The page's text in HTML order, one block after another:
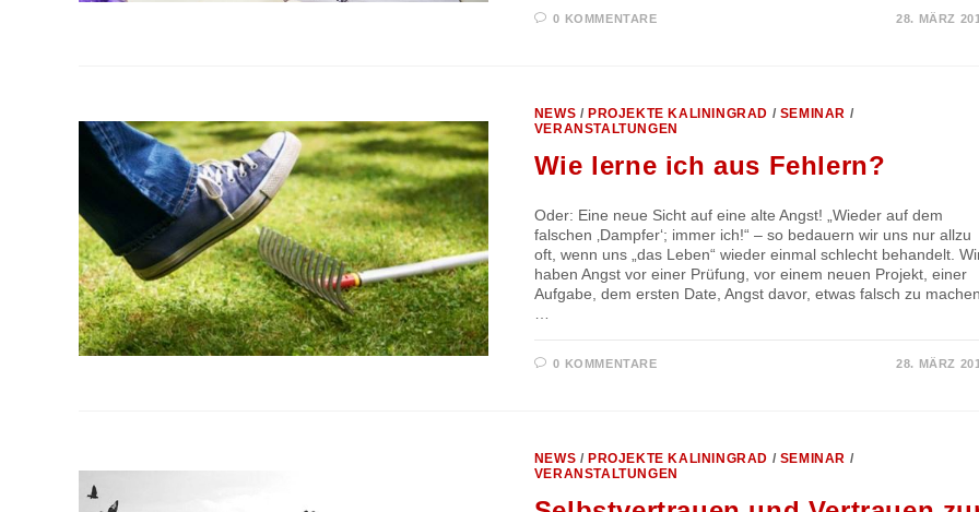
0 KOMMENTARE 28. MÄRZ
NEWS / PROJEKTE KALININGRAD / SEMINAR /
VERANSTALTUNGEN
Wie lerne ich aus Fehlern?
Oder: Eine neue Sicht auf eine alte Angst! „Wieder auf dem
falschen ‚Dampfer‘; immer ich!“ – so bedauern wir uns nur allzu
oft, wenn uns „das Leben“ wieder einmal schlecht behandelt.
haben Angst vor einer Prüfung, vor einem neuen Projekt, einer
Aufgabe, dem ersten Date, Angst davor, etwas falsch zu machen,
0 KOMMENTARE 28. MÄRZ
NEWS / PROJEKTE KALININGRAD / SEMINAR /
VERANSTALTUNGEN